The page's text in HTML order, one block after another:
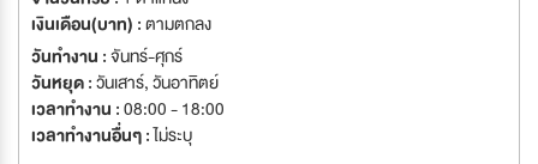
ชีวิตคุณ” ฟิลเตอร์ วิชั่น เราจึงมุ่งมั่นสนับสนุนผู้ประกอบการกลุ่มเพื่อการ
พาณิชย์และที่อยู่อาศัยธุรกิจอุตสาหกรรมและ ผู้ประกอบการด้านระบบน้ำ และ
ธุรกิจบริการทางการแพทย์ ด้วยการพัฒนาคุณค่าเพิ่มผ่านงานบริการในด้าน
ระบบบำบัดน้ำให้บริสุทธิ์และการบริการด้านสุขภาพและความงาม เพื่อยกระดับ
คุณภาพชีวิตที่ยั่งยืนและได้รับการยอมรับจากลูกค้าอย่างต่อเนื่อง ภายใต้หลัก
ธรรมาภิบาลที่ดี
เงินเดือน(บาท) :ตามตกลง
วันทำงาน :จันทร์-ศุกร์
วันหยุด :วันเสาร์,วันอาทิตย์
เวลาทำงาน :08:00 - 18:00
เวลาทำงานอื่นๆ :ไม่ระบุ